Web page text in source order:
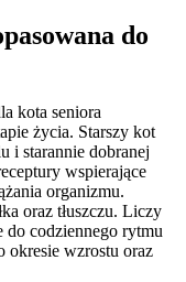
do
kota seniora
życia. Starszy kot
i starannie dobranej
wspierające
organizmu.
oraz tłuszczu. Liczy
do codziennego rytmu
okresie wzrostu oraz